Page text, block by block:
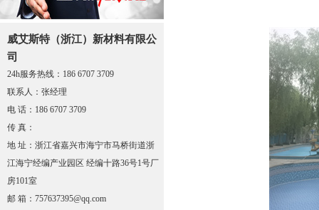
威艾斯特（浙江）新材料有限公
司
24h服务热线：186 6707 3709
联系人：张经理
电 话：186 6707 3709
传 真：
地 址：浙江省嘉兴市海宁市马桥街道浙
江海宁经编产业园区 经编十路36号1号厂
房101室
邮 箱：757637395@qq.com